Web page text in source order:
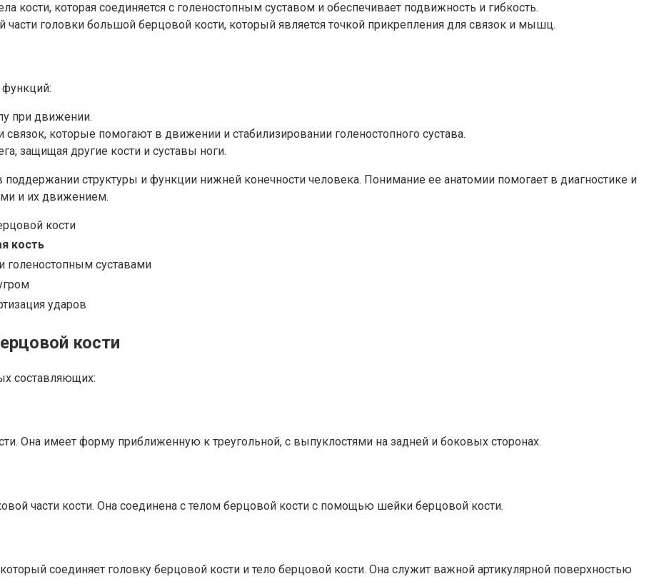
кости, которая соединяется с голеностопным суставом и обеспечивает подвижность и гибкость.
части головки большой берцовой кости, который является точкой прикрепления для связок и мышц.
при движении.
которые помогают в движении и стабилизировании голеностопного сустава.
защищая другие кости и суставы ноги.
структуры и функции нижней конечности человека. Понимание ее анатомии помогает в диагностике и
и их движением.
кости
кость
суставами
ударов
кости
составляющих:
Она имеет форму приближенную к треугольной, с выпуклостями на задней и боковых сторонах.
части кости. Она соединена с телом берцовой кости с помощью шейки берцовой кости.
соединяет головку берцовой кости и тело берцовой кости. Она служит важной артикулярной поверхностью